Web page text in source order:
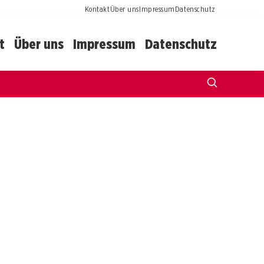
KontaktÜber unsImpressumDatenschutz
Über uns Impressum Datenschutz